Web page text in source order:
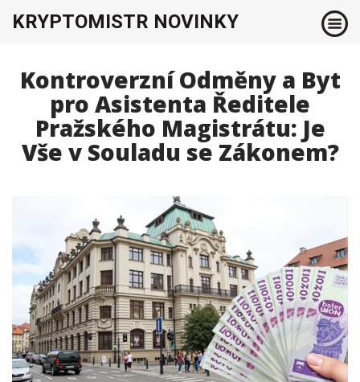
KRYPTOMISTR NOVINKY
Kontroverzní Odměny a Byt
pro Asistenta Ředitele
Pražského Magistrátu: Je
Vše v Souladu se Zákonem?